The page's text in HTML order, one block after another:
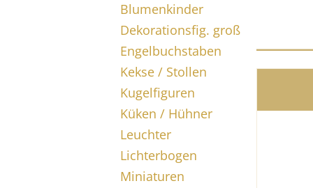
Blumenkinder
Dekorationsfig. groß
Engelbuchstaben
Kekse / Stollen
Kugelfiguren
Küken / Hühner
Leuchter
Lichterbogen
Miniaturen